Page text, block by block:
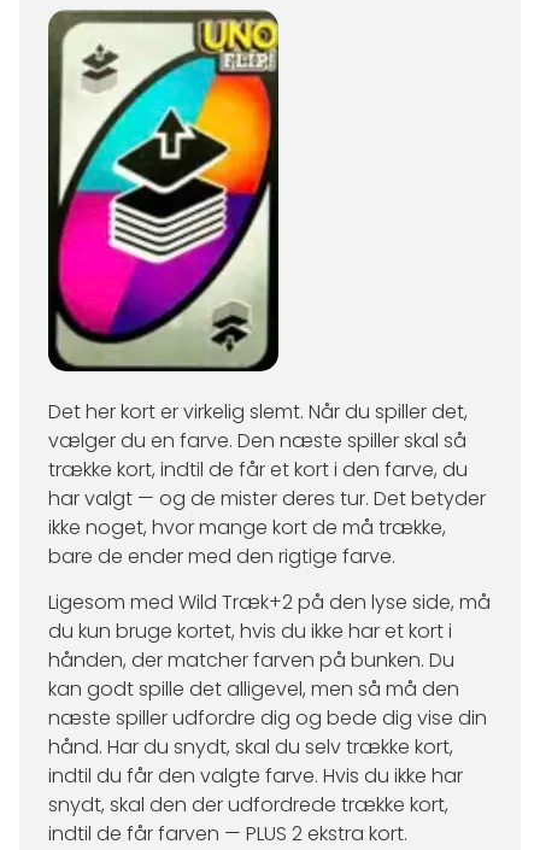
Det her kort er virkelig slemt. Når du spiller det,
vælger du en farve. Den næste spiller skal så
trække kort, indtil de får et kort i den farve, du
har valgt — og de mister deres tur. Det betyder
ikke noget, hvor mange kort de må trække,
bare de ender med den rigtige farve.
Ligesom med Wild Træk+2 på den lyse side, må
du kun bruge kortet, hvis du ikke har et kort i
hånden, der matcher farven på bunken. Du
kan godt spille det alligevel, men så må den
næste spiller udfordre dig og bede dig vise din
hånd. Har du snydt, skal du selv trække kort,
indtil du får den valgte farve. Hvis du ikke har
snydt, skal den der udfordrede trække kort,
indtil de får farven — PLUS 2 ekstra kort.